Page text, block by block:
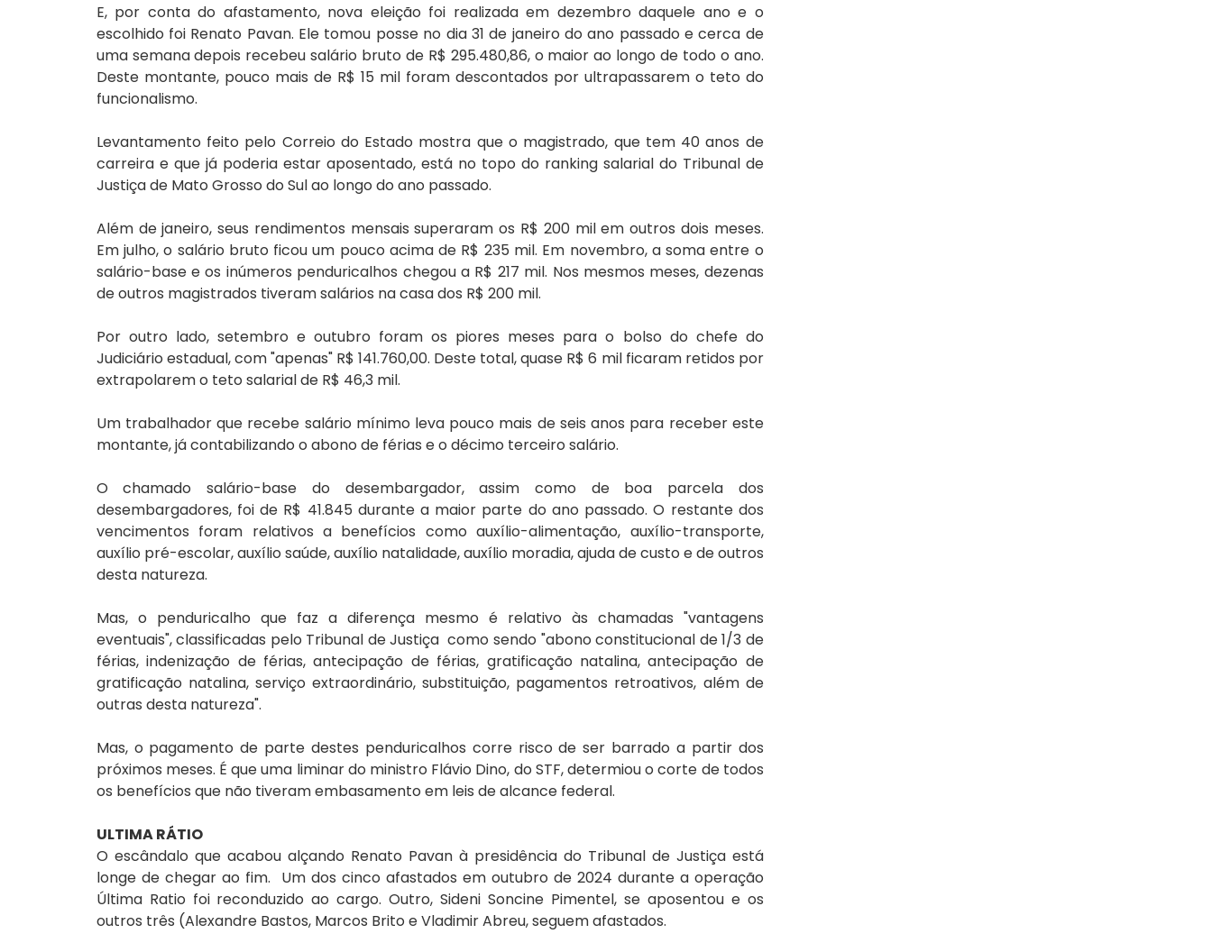
E, por conta do afastamento, nova eleição foi realizada em dezembro daquele ano e o
escolhido foi Renato Pavan. Ele tomou posse no dia 31 de janeiro do ano passado e cerca de
uma semana depois recebeu salário bruto de R$ 295.480,86, o maior ao longo de todo o ano.
Deste montante, pouco mais de R$ 15 mil foram descontados por ultrapassarem o teto do
funcionalismo.
Levantamento feito pelo Correio do Estado mostra que o magistrado, que tem 40 anos de
carreira e que já poderia estar aposentado, está no topo do ranking salarial do Tribunal de
Justiça de Mato Grosso do Sul ao longo do ano passado.
Além de janeiro, seus rendimentos mensais superaram os R$ 200 mil em outros dois meses.
Em julho, o salário bruto ficou um pouco acima de R$ 235 mil. Em novembro, a soma entre o
salário-base e os inúmeros penduricalhos chegou a R$ 217 mil. Nos mesmos meses, dezenas
de outros magistrados tiveram salários na casa dos R$ 200 mil.
Por outro lado, setembro e outubro foram os piores meses para o bolso do chefe do
Judiciário estadual, com "apenas" R$ 141.760,00. Deste total, quase R$ 6 mil ficaram retidos por
extrapolarem o teto salarial de R$ 46,3 mil.
Um trabalhador que recebe salário mínimo leva pouco mais de seis anos para receber este
montante, já contabilizando o abono de férias e o décimo terceiro salário.
O chamado salário-base do desembargador, assim como de boa parcela dos
desembargadores, foi de R$ 41.845 durante a maior parte do ano passado. O restante dos
vencimentos foram relativos a benefícios como auxílio-alimentação, auxílio-transporte,
auxílio pré-escolar, auxílio saúde, auxílio natalidade, auxílio moradia, ajuda de custo e de outros
desta natureza.
Mas, o penduricalho que faz a diferença mesmo é relativo às chamadas "vantagens
eventuais", classificadas pelo Tribunal de Justiça  como sendo "abono constitucional de 1/3 de
férias, indenização de férias, antecipação de férias, gratificação natalina, antecipação de
gratificação natalina, serviço extraordinário, substituição, pagamentos retroativos, além de
outras desta natureza".
Mas, o pagamento de parte destes penduricalhos corre risco de ser barrado a partir dos
próximos meses. É que uma liminar do ministro Flávio Dino, do STF, determiou o corte de todos
os benefícios que não tiveram embasamento em leis de alcance federal.
ULTIMA RÁTIO
O escândalo que acabou alçando Renato Pavan à presidência do Tribunal de Justiça está
longe de chegar ao fim.  Um dos cinco afastados em outubro de 2024 durante a operação
Última Ratio foi reconduzido ao cargo. Outro, Sideni Soncine Pimentel, se aposentou e os
outros três (Alexandre Bastos, Marcos Brito e Vladimir Abreu, seguem afastados.